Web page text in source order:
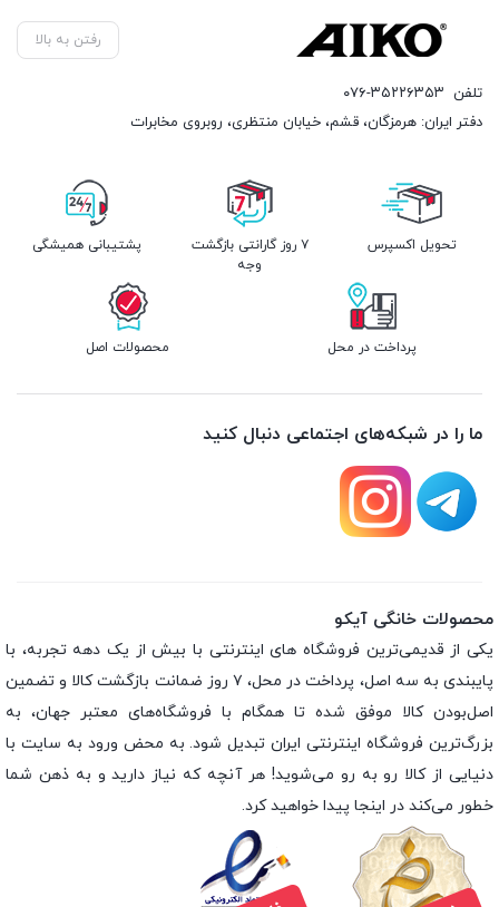
رفتن به بالا
تلفن ۰۷۶-۳۵۲۲۶۳۵۳
دفتر ایران: هرمزگان، قشم، خیابان منتظری، روبروی مخابرات
تحویل اکسپرس
۷ روز گارانتی بازگشت
وجه
پشتیبانی همیشگی
پرداخت در محل محصولات اصل
ما را در شبکه‌های اجتماعی دنبال کنید
محصولات خانگی آیکو
یکی از قدیمی‌ترین فروشگاه های اینترنتی با بیش از یک دهه تجربه، با
پایبندی به سه اصل، پرداخت در محل، ۷ روز ضمانت بازگشت کالا و تضمین
اصل‌بودن کالا موفق شده تا همگام با فروشگاه‌های معتبر جهان، به
بزرگ‌ترین فروشگاه اینترنتی ایران تبدیل شود. به محض ورود به سایت با
دنیایی از کالا رو به رو می‌شوید! هر آنچه که نیاز دارید و به ذهن شما
خطور می‌کند در اینجا پیدا خواهید کرد.